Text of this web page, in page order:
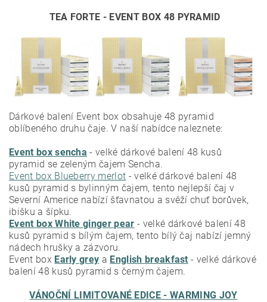
TEA FORTE - EVENT BOX 48 PYRAMID
Dárkové balení Event box obsahuje 48 pyramid
oblíbeného druhu čaje. V naší nabídce naleznete:
Event box sencha - velké dárkové balení 48 kusů
pyramid se zeleným čajem Sencha.
Event box Blueberry merlot - velké dárkové balení 48
kusů pyramid s bylinným čajem, tento nejlepší čaj v
Severní Americe nabízí šťavnatou a svěží chuť borůvek,
ibišku a šípku.
Event box White ginger pear - velké dárkové balení 48
kusů pyramid s bílým čajem, tento bílý čaj nabízí jemný
nádech hrušky a zázvoru.
Event box Early grey a English breakfast - velké dárkové
balení 48 kusů pyramid s černým čajem.
VÁNOČNÍ LIMITOVANÉ EDICE - WARMING JOY